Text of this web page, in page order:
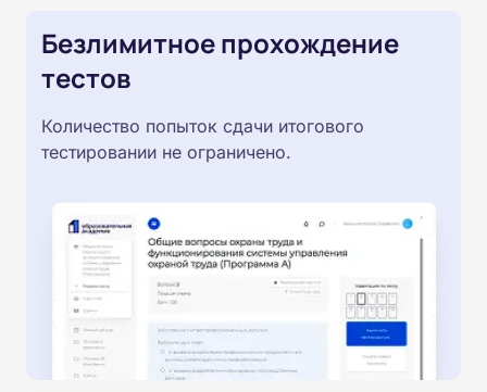
Безлимитное прохождение
тестов
Количество попыток сдачи итогового
тестировании не ограничено.